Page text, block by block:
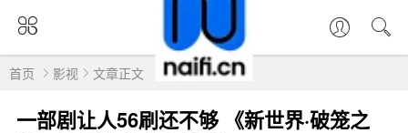
首页 影视 文章正文
​一部剧让人56刷还不够 《新世界·破笼之